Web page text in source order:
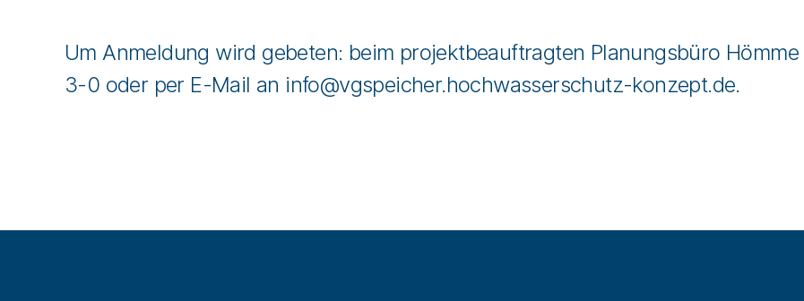
Um Anmeldung wird gebeten: beim projektbeauftragten Planungsbüro
3-0 oder per E-Mail an info@vgspeicher.hochwasserschutz-konzept.de.